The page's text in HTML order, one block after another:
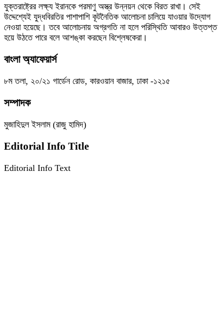
যুক্তরাষ্ট্রের লক্ষ্য ইরানকে পরমাণু অস্ত্র উন্নয়ন থেকে বিরত রাখা। সেই
উদ্দেশ্যেই যুদ্ধবিরতির পাশাপাশি কূটনৈতিক আলোচনা চালিয়ে যাওয়ার উদ্যোগ
নেওয়া হয়েছে। তবে আলোচনায় অগ্রগতি না হলে পরিস্থিতি আবারও উত্তপ্ত
হয়ে উঠতে পারে বলে আশঙ্কা করছেন বিশ্লেষকেরা।
বাংলা অ্যাফেয়ার্স
৮ম তলা, ২০/২১ গার্ডেন রোড, কারওয়ান বাজার, ঢাকা -১২১৫
সম্পাদক
মুজাহিদুল ইসলাম (রাজু হামিদ)
Editorial Info Title
Editorial Info Text